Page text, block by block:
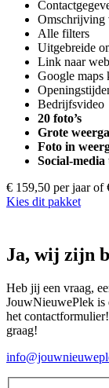
Omschrijving
Alle filters
Uitgebreide
Link naar
Google maps
Bedrijfsvideo
20 foto’s
Grote
Foto in
Social-
€ 159,50 per jaar of
Kies dit pakket
Ja, wij zijn
Heb jij een vraag,
JouwNieuwePlek is
het
graag!